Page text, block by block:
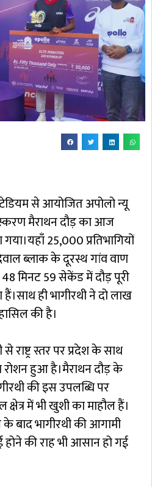
से आयोजित अपोलो न्यू
मैराथन दौड़ का आज
25,000 प्रतिभागियों
ब्लाक के दूरस्थ गांव वाण
48 मिनट 59 सेकेंड में दौड़ पूरी
हैं।साथ ही भागीरथी ने दो लाख
की है।
राष्ट्र स्तर पर प्रदेश के साथ
रोशन हुआ है।मैराथन दौड़ के
की इस उपलब्धि पर
में भी खुशी का माहौल हैं।
बाद भागीरथी की आगामी
की राह भी आसान हो गई